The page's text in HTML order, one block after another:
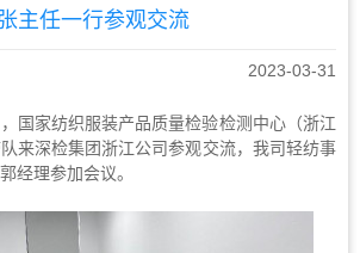
主任一行参观交流
2023-03-31
，国家纺织服装产品质量检验检测中心（浙江
来深检集团浙江公司参观交流，我司轻纺事
经理参加会议。